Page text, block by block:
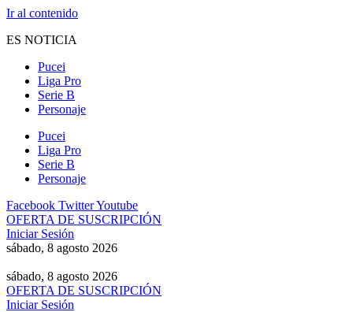
Ir al contenido
ES NOTICIA
Pucei
Liga Pro
Serie B
Personaje
Pucei
Liga Pro
Serie B
Personaje
Facebook TwitterYoutube
OFERTA DE SUSCRIPCIÓN
Iniciar Sesión
sábado, 8 agosto 2026
sábado, 8 agosto 2026
OFERTA DE SUSCRIPCIÓN
Iniciar Sesión